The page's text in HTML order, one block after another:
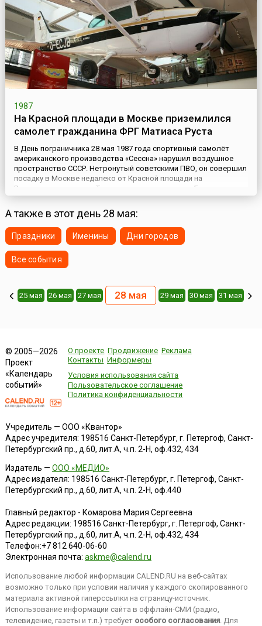
1987
На Красной площади в Москве приземлился
самолет гражданина ФРГ Матиаса Руста
В День пограничника 28 мая 1987 года спортивный самолёт
американского производства «Сессна» нарушил воздушное
пространство СССР. Нетронутый советскими ПВО, он совершил
посадку в Москве недалеко от Красной площади на
Васильевском спуске. Точнее, он приземлился на Большом
Москворецком мосту и накатом доехал до Собора Василия
Блаженного. Множество фотоаппаратов и видеокамер
туристов зафиксировали...
А также в этот день 28 мая:
Праздники Именины Дни городов
Все события
25 мая 26 мая 27 мая 28 мая 29 мая 30 мая 31 мая
© 2005—2026
Проект
«Календарь
событий»
О проекте Продвижение Реклама
Контакты Информеры
Условия использования сайта
Пользовательское соглашение
Политика конфиденциальности
Учредитель — ООО «Квантор»
Адрес учредителя: 198516 Санкт-Петербург, г. Петергоф, Санкт-
Петербургский пр., д.60, лит.А, ч.п. 2-Н, оф.432, 434
Издатель — ООО «МЕДИО»
Адрес издателя: 198516 Санкт-Петербург, г. Петергоф, Санкт-
Петербургский пр., д.60, лит.А, ч.п. 2-Н, оф.440
Главный редактор - Комарова Мария Сергеевна
Адрес редакции: 198516 Санкт-Петербург, г. Петергоф, Санкт-
Петербургский пр., д.60, лит.А, ч.п. 2-Н, оф.432, 434
Телефон:+7 812 640-06-60
Электронная почта: askme@calend.ru
Использование любой информации CALEND.RU на веб-сайтах
возможно только при условии наличия у каждого скопированного
материала активной гиперссылки на страницу-источник.
Использование информации сайта в оффлайн-СМИ (радио,
телевидение, газеты и т.п.) требует особого согласования. Для